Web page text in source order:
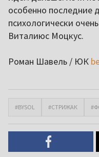
особенно последние
психологически
Виталиюс Моцкус.
Роман Шавель / ЮК
#BYSOL #СТРИЖАК